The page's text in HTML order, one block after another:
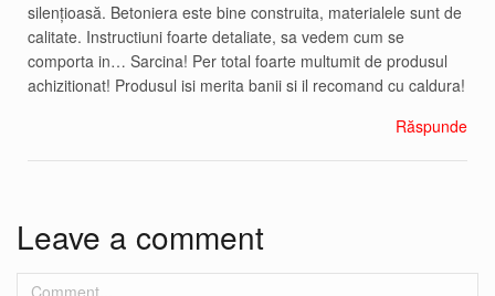
silențioasă. Betoniera este bine construita, materialele sunt de
calitate. Instructiuni foarte detaliate, sa vedem cum se
comporta in… Sarcina! Per total foarte multumit de produsul
achizitionat! Produsul isi merita banii si il recomand cu caldura!
Răspunde
Leave a comment
Comment...